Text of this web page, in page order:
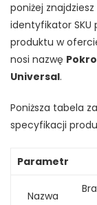
poniżej
identyfikator
produktu w
nosi nazwę
Universal.
Poniższa tabela
specyfikacji
Parametr
Nazwa